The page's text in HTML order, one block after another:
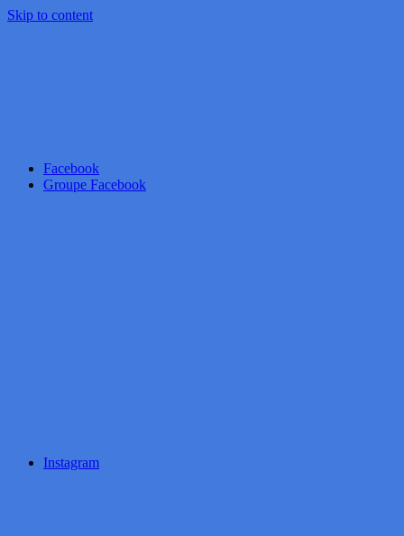
Skip to content
Facebook
Groupe Facebook
Instagram